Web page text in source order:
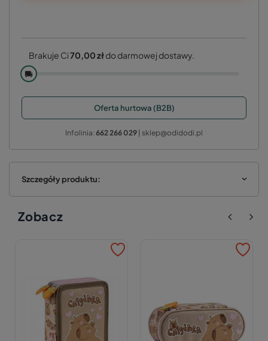
Brakuje Ci70,00 złdo darmowej dostawy.
🚚
Oferta hurtowa (B2B)
Infolinia: 662 266 029 | sklep@odidodi.pl
Szczegóły produktu:
Zobacz